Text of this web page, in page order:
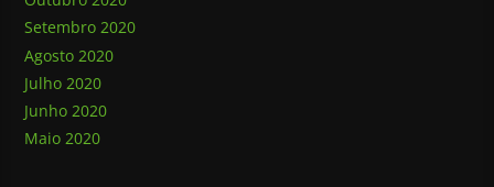
Setembro 2020
Agosto 2020
Julho 2020
Junho 2020
Maio 2020